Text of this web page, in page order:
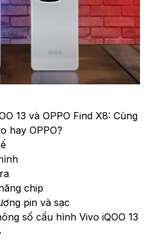
13 và OPPO Find X8: Cùng
hay OPPO?
chip
pin và sạc
số cấu hình Vivo iQOO 13